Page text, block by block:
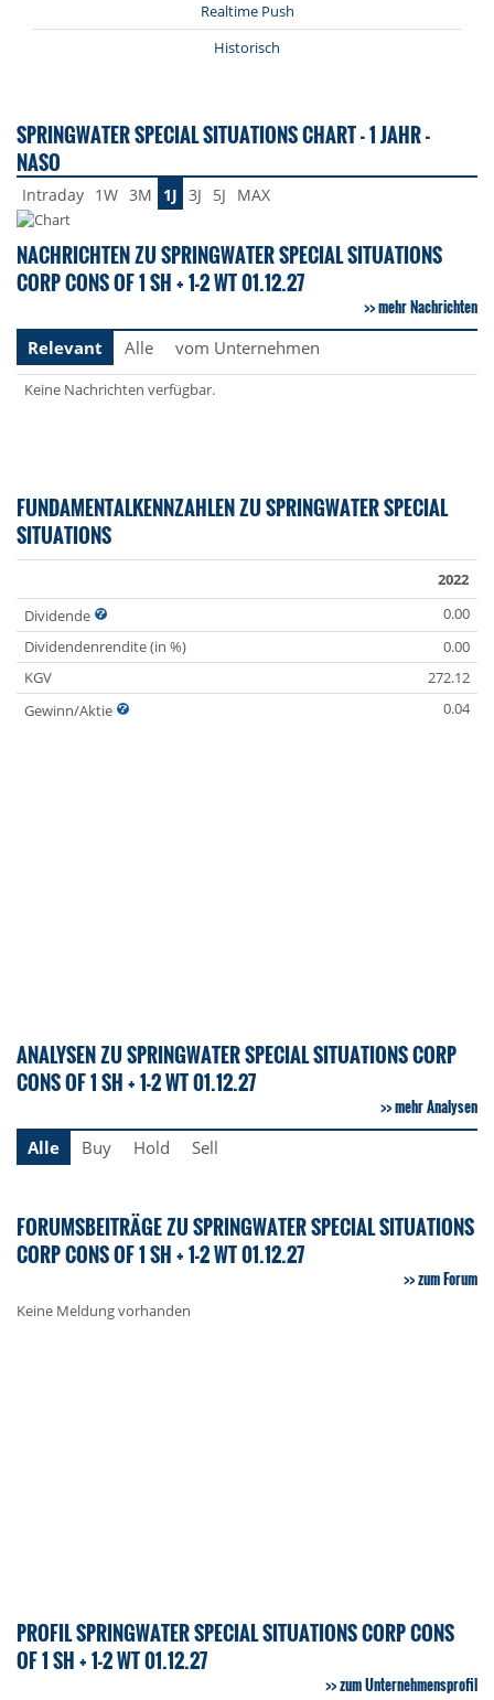
Realtime Push
Historisch
SPRINGWATER SPECIAL SITUATIONS CHART - 1 JAHR -
NASO
Intraday 1W 3M 1J 3J 5J MAX
NACHRICHTEN ZU SPRINGWATER SPECIAL SITUATIONS
CORP CONS OF 1 SH + 1-2 WT 01.12.27
mehr Nachrichten
Relevant
Alle vom Unternehmen
Keine Nachrichten verfügbar.
FUNDAMENTALKENNZAHLEN ZU SPRINGWATER SPECIAL
SITUATIONS
2022
Dividende
0.00
Dividendenrendite (in %)
0.00
KGV
272.12
Gewinn/Aktie
0.04
ANALYSEN ZU SPRINGWATER SPECIAL SITUATIONS CORP
CONS OF 1 SH + 1-2 WT 01.12.27
mehr Analysen
Alle
Buy Hold Sell
FORUMSBEITRÄGE ZU SPRINGWATER SPECIAL SITUATIONS
CORP CONS OF 1 SH + 1-2 WT 01.12.27
zum Forum
Keine Meldung vorhanden
PROFIL SPRINGWATER SPECIAL SITUATIONS CORP CONS
OF 1 SH + 1-2 WT 01.12.27
zum Unternehmensprofil